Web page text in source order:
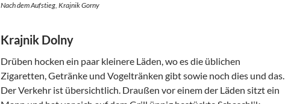
Nach dem Aufstieg, Krajnik Gorny
Krajnik Dolny
Drüben hocken ein paar kleinere Läden, wo es die üblichen
Zigaretten, Getränke und Vogeltränken gibt sowie noch dies und das.
Der Verkehr ist übersichtlich. Draußen vor einem der Läden sitzt ein